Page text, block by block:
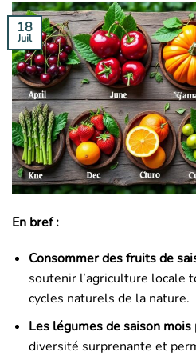
18
Juil
En bref :
Consommer des fruits de
soutenir l’agriculture locale
cycles naturels de la nature.
Les légumes de saison mois
diversité surprenante et